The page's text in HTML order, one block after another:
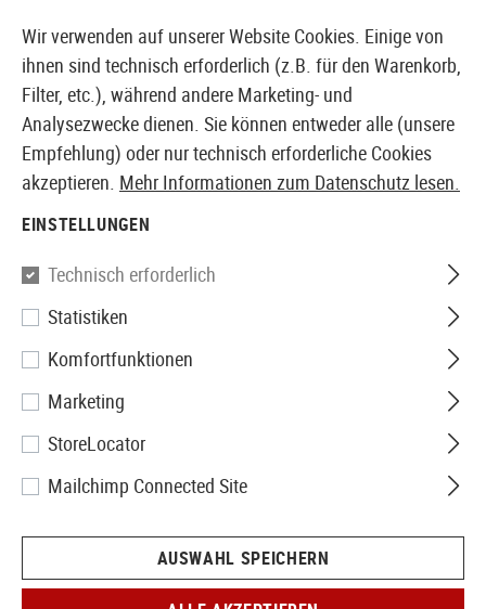
EUROPÄISCHER AIRSOFT SHOP & GROßHÄNDLER
G&G
CM16 Raider L 2.0E 0.5J
Wir verwenden auf unserer Website Cookies. Einige von
ihnen sind technisch erforderlich (z.B. für den Warenkorb,
Filter, etc.), während andere Marketing- und
Analysezwecke dienen. Sie können entweder alle (unsere
Empfehlung) oder nur technisch erforderliche Cookies
akzeptieren. Mehr Informationen zum Datenschutz lesen.
EINSTELLUNGEN
Technisch erforderlich
Statistiken
Komfortfunktionen
Marketing
StoreLocator
Mailchimp Connected Site
AUSWAHL SPEICHERN